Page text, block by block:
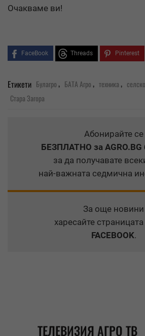
Очакваме ви!
FaceBook Threads Pinterest
Етикети Булагро, БАТА Агро, техника,
Стара Загора
Абонирайте се
БЕЗПЛАТНО за
за да получавате
най-важната седмична
За още новини
харесайте
FACEBOOK.
ТЕЛЕВИЗИЯ АГРО ТВ